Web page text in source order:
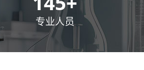
专业人员